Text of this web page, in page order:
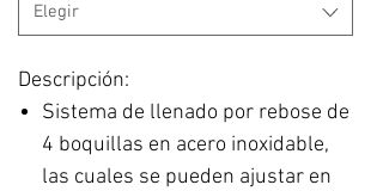
Elegir
Descripción:
Sistema de llenado por rebose de
4 boquillas en acero inoxidable,
las cuales se pueden ajustar en